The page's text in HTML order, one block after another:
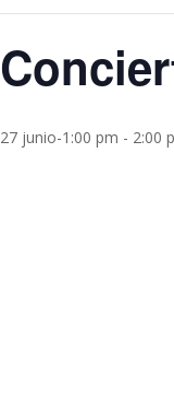
27 junio-1:00 pm - 2:00